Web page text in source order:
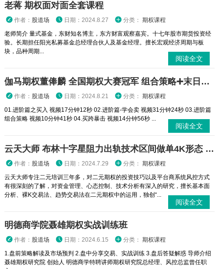
老蒋 期权面对面全套课程
作者： 股道场 日期：2024.8.27 分类： 期权课程
老师简介 量式基金，东财知名博主，东方财富观察嘉宾。十七年股市期货投资经
验。长期担任阳光私募基金总经理合伙人及基金经理。擅长宏观经济周期与板
块，品种周期...
阅读全文
伽马期权董俸麟 全国期权大赛冠军 组合策略➕末日轮视频课程
作者： 股道场 日期：2024.8.21 分类： 期权课程
01.进阶篇之买入 视频17分钟12秒 02.进阶篇-学会卖 视频31分钟24秒 03.进阶篇
组合策略 视频10分钟41秒 04.买跨暴击 视频14分钟56秒 ...
阅读全文
云天大师 布林十字星阻力出轨技术区间做单4K形态 二元期权外汇实战培训视频课程
作者： 股道场 日期：2024.7.29 分类： 期权课程
云天大师专注二元培训三年多，对二元期权的投资技巧以及平台商系统风控方式
有很深刻的了解，对资金管理、心态控制、技术分析有深入的研究，擅长基本面
分析、裸K交易法、趋势交易法在二元期权中的运用，独创“...
阅读全文
明德商学院聂雄期权实战训练班
作者： 股道场 日期：2024.6.15 分类： 期权课程
1.盘前策略解读及市场预判 2.盘中分享交易、实战训练 3.盘后答疑解惑 导师介绍
聂雄期权研究院 创始人 明德商学特聘讲师期权研究院总经理、风控总监曾任职